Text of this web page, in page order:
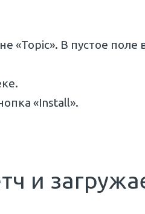
«Topic». В пустое поле
«Install».
и